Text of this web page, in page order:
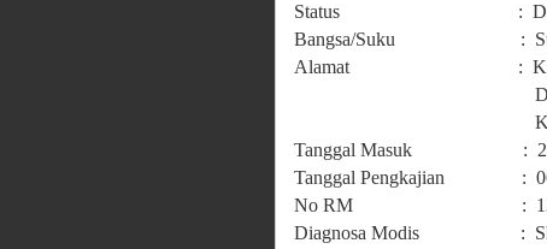
Status :
Bangsa/Suku :
Alamat : Kp.
Desa
Kab.
Tanggal Masuk : 28 –
Tanggal Pengkajian : 06
No RM :
Diagnosa Modis :